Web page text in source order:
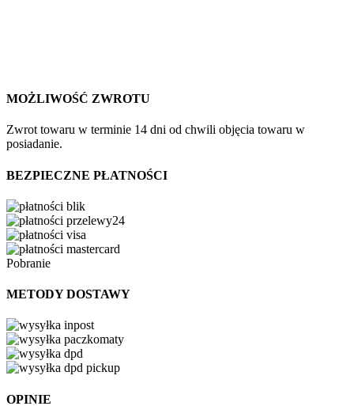
MOŻLIWOŚĆ ZWROTU
Zwrot towaru w terminie 14 dni od chwili objęcia towaru w
posiadanie.
BEZPIECZNE PŁATNOŚCI
Pobranie
METODY DOSTAWY
OPINIE